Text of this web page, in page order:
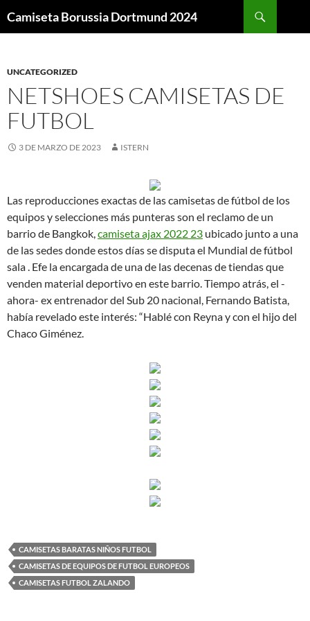
Camiseta Borussia Dortmund 2024
UNCATEGORIZED
NETSHOES CAMISETAS DE
FUTBOL
3 DE MARZO DE 2023 ISTERN
Las reproducciones exactas de las camisetas de fútbol de los
equipos y selecciones más punteras son el reclamo de un
barrio de Bangkok,camiseta ajax 2022 23 ubicado junto a una
de las sedes donde estos días se disputa el Mundial de fútbol
sala . Efe la encargada de una de las decenas de tiendas que
venden material deportivo en este barrio. Tiempo atrás, el -
ahora- ex entrenador del Sub 20 nacional, Fernando Batista,
había revelado este interés: “Hablé con Reyna y con el hijo del
Chaco Giménez.
CAMISETAS BARATAS NIÑOS FUTBOL
CAMISETAS DE EQUIPOS DE FUTBOL EUROPEOS
CAMISETAS FUTBOL ZALANDO